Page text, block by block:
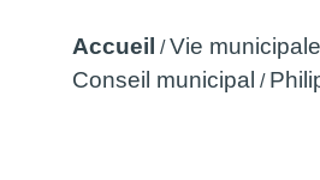
Accueil /Vie municipale
Conseil municipal /